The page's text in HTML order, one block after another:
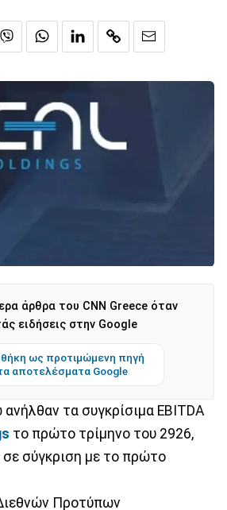
άρθρα του CNN Greece όταν
ειδήσεις στην Google
ως προτιμώμενη πηγή
αποτελέσματα Google
τα συγκρίσιμα EBITDA
το πρώτο τρίμηνο του 2926,
σε σύγκριση με το πρώτο
Προτύπων